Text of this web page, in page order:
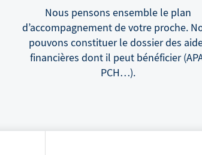
Nous pensons ensemble le plan
d’accompagnement de votre proche.
pouvons constituer le dossier des
financières dont il peut bénéficier
PCH…).